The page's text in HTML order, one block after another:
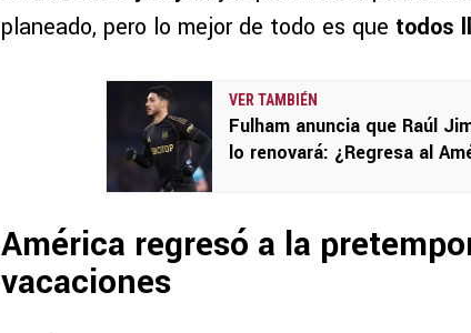
planeado, pero lo mejor de todo es que todos
VER TAMBIÉN
Fulham anuncia que Raúl
lo renovará: ¿Regresa al
América regresó a la
vacaciones